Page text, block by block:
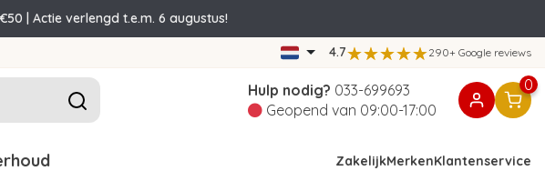
| Actie verlengd t.e.m. 6 augustus!
4.7 290+ Google reviews
Hulp nodig? 033-699693
Geopend van 09:00-17:00
0
ZakelijkMerkenKlantenservice